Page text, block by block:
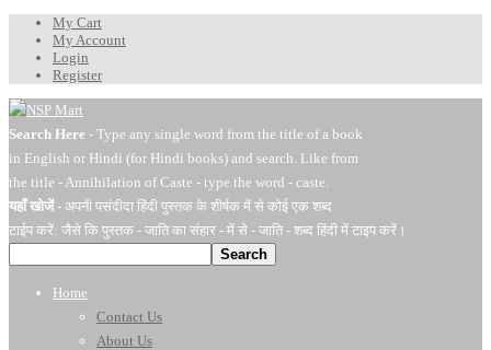
My Cart
My Account
Login
Register
Search Here - Type any single word from the title of a book
in English or Hindi (for Hindi books) and search. Like from
the title - Annihilation of Caste - type the word - caste.
यहाँ खोजें- अपनी पसंदीदा हिंदी पुस्तक के शीर्षक में से कोई एक शब्द
टाईप करें: जैसे कि पुस्तक - जाति का संहार - में से - जाति - शब्द हिंदी में टाइप करें।
Search
Home
Contact Us
About Us